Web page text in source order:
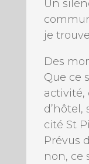
Un
je
Des
Que ce
activité,
d’hôtel,
cité St
Prévus
non, ce